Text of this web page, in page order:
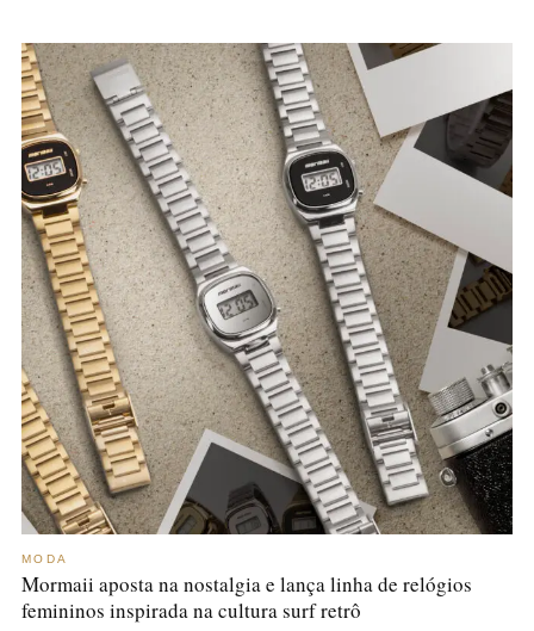
MODA
Mormaii aposta na nostalgia e lança linha de relógios
femininos inspirada na cultura surf retrô